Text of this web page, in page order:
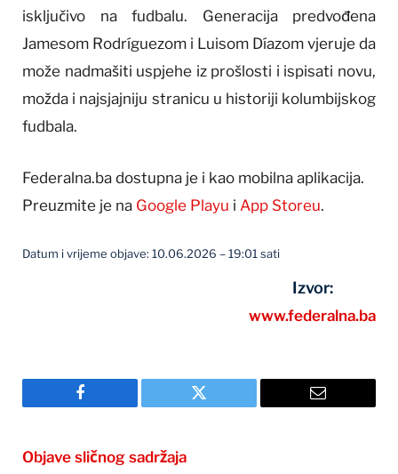
isključivo na fudbalu. Generacija predvođena
Jamesom Rodríguezom i Luisom Díazom vjeruje da
može nadmašiti uspjehe iz prošlosti i ispisati novu,
možda i najsjajniju stranicu u historiji kolumbijskog
fudbala.
Federalna.ba dostupna je i kao mobilna aplikacija.
Preuzmite je na Google Playu i App Storeu.
Datum i vrijeme objave: 10.06.2026 – 19:01 sati
Izvor:
www.federalna.ba
Facebook Twitter Email
Objave sličnog sadržaja